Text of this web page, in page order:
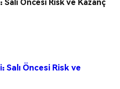
Salı Öncesi Risk ve